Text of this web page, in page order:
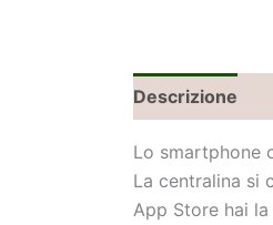
Descrizione
Lo smartphone
La centralina si
App Store hai